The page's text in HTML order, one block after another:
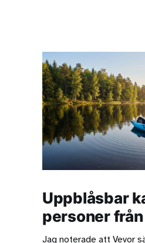
Uppblåsbar
personer
Jag noterade att Vevor